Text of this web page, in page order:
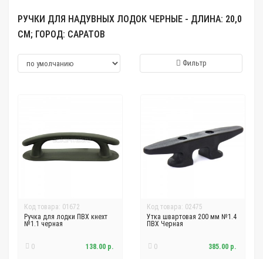
РУЧКИ ДЛЯ НАДУВНЫХ ЛОДОК ЧЕРНЫЕ - ДЛИНА: 20,0
СМ; ГОРОД: САРАТОВ
Фильтр
Код товара: 01672
Ручка для лодки ПВХ кнехт
№1.1 черная
0 138.00 р.
Код товара: 02475
Утка швартовая 200 мм №1.4
ПВХ Черная
0 385.00 р.